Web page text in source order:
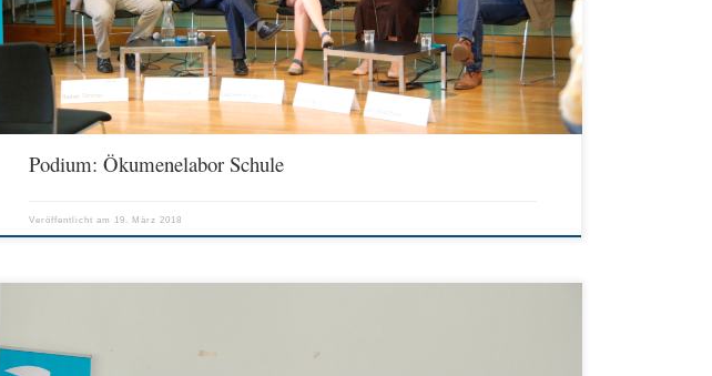
Podium: Ökumenelabor Schule
Veröffentlicht am 19. März 2018